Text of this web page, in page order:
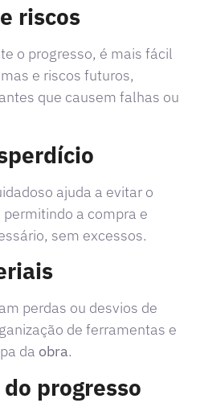
riscos
o progresso, é mais fácil
e riscos futuros,
que causem falhas ou
ajuda a evitar o
a compra e
sem excessos.
perdas ou desvios de
de ferramentas e
da obra.
progresso